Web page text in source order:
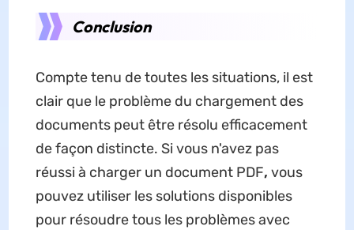
Conclusion
Compte tenu de toutes les situations, il est
clair que le problème du chargement des
documents peut être résolu efficacement
de façon distincte. Si vous n'avez pas
réussi à charger un document PDF, vous
pouvez utiliser les solutions disponibles
pour résoudre tous les problèmes avec